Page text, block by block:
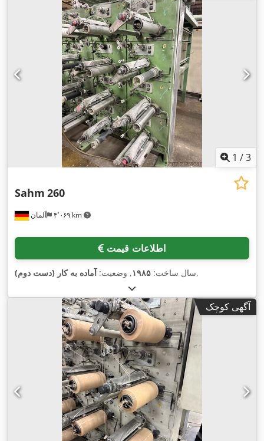
1 /3
آلمان ۴٬۰۶۹ km
Sahm 260
اطلاعات قیمت
سال ساخت: ۱۹۸۵, وضعیت: آماده به کار (دست دوم) ,
آگهی کوچک